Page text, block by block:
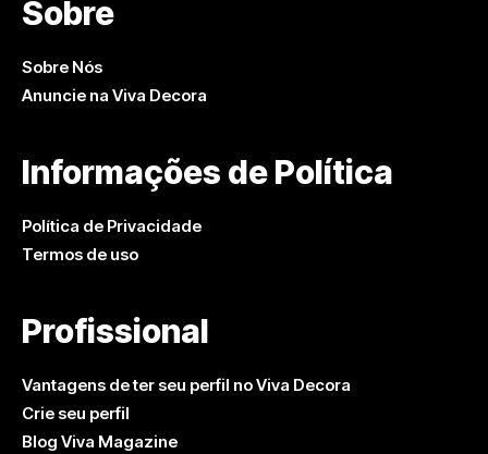
Sobre
Sobre Nós
Anuncie na Viva Decora
Informações de Política
Política de Privacidade
Termos de uso
Profissional
Vantagens de ter seu perfil no Viva Decora
Crie seu perfil
Blog Viva Magazine